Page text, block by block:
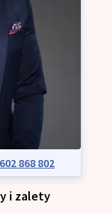
602 868 802
i zalety